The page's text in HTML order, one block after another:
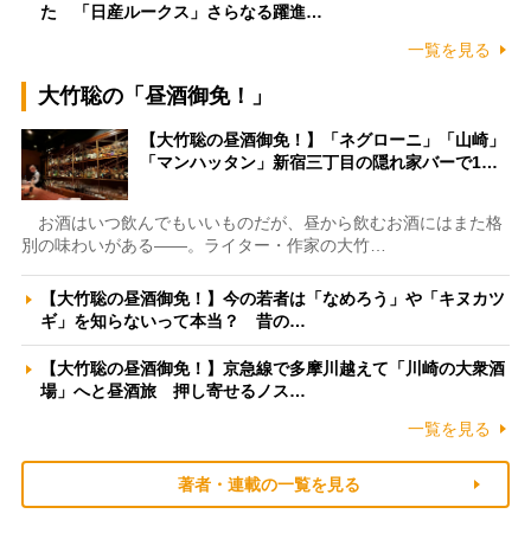
た 「日産ルークス」さらなる躍進…
一覧を見る
大竹聡の「昼酒御免！」
【大竹聡の昼酒御免！】「ネグローニ」「山崎」
「マンハッタン」新宿三丁目の隠れ家バーで1…
お酒はいつ飲んでもいいものだが、昼から飲むお酒にはまた格
別の味わいがある――。ライター・作家の大竹…
【大竹聡の昼酒御免！】今の若者は「なめろう」や「キヌカツ
ギ」を知らないって本当？ 昔の…
【大竹聡の昼酒御免！】京急線で多摩川越えて「川崎の大衆酒
場」へと昼酒旅 押し寄せるノス…
一覧を見る
著者・連載の一覧を見る